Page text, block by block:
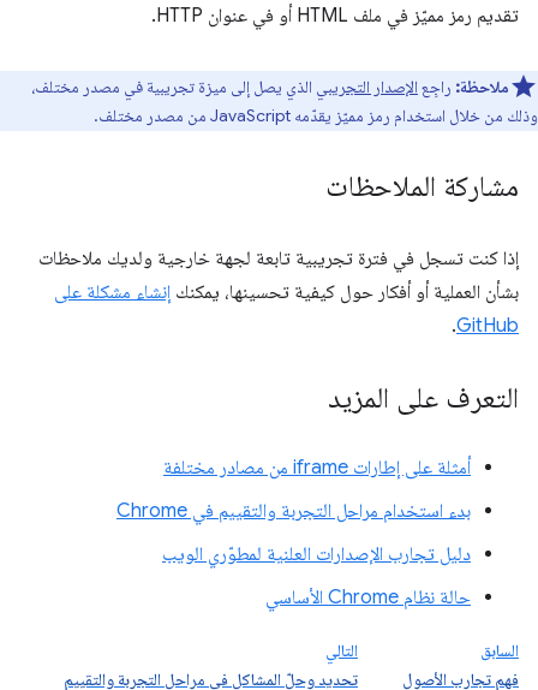
تقديم رمز مميّز في ملف HTML أو في عنوان HTTP.
ملاحظة: راجِع الإصدار التجريبي الذي يصل إلى ميزة تجريبية في مصدر مختلف،
وذلك من خلال استخدام رمز مميّز يقدّمه JavaScript من مصدر مختلف.
مشاركة الملاحظات
إذا كنت تسجل في فترة تجريبية تابعة لجهة خارجية ولديك ملاحظات
بشأن العملية أو أفكار حول كيفية تحسينها، يمكنك إنشاء مشكلة على
GitHub
.
التعرف على المزيد
أمثلة على إطارات iframe من مصادر مختلفة
بدء استخدام مراحل التجربة والتقييم في Chrome
دليل تجارب الإصدارات العلنية لمطوّري الويب
حالة نظام Chrome الأساسي
السابق
فهم تجارب الأصول
التالي
تحديد وحلّ المشاكل في مراحل التجربة والتقييم